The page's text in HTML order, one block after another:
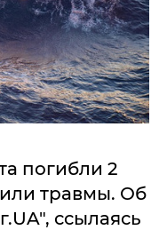
погибли 2
травмы. Об
ссылаясь